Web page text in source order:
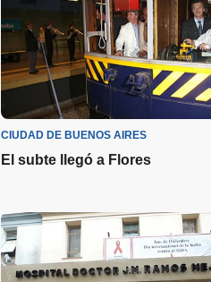
CIUDAD DE BUENOS AIRES
El subte llegó a Flores